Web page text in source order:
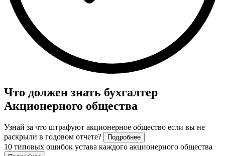
Что должен знать бухгалтер
Акционерного общества
Узнай за что штрафуют акционерное общество если вы не
раскрыли в годовом отчете?
Подробнее
10 типовых ошибок устава каждого акционерного общества